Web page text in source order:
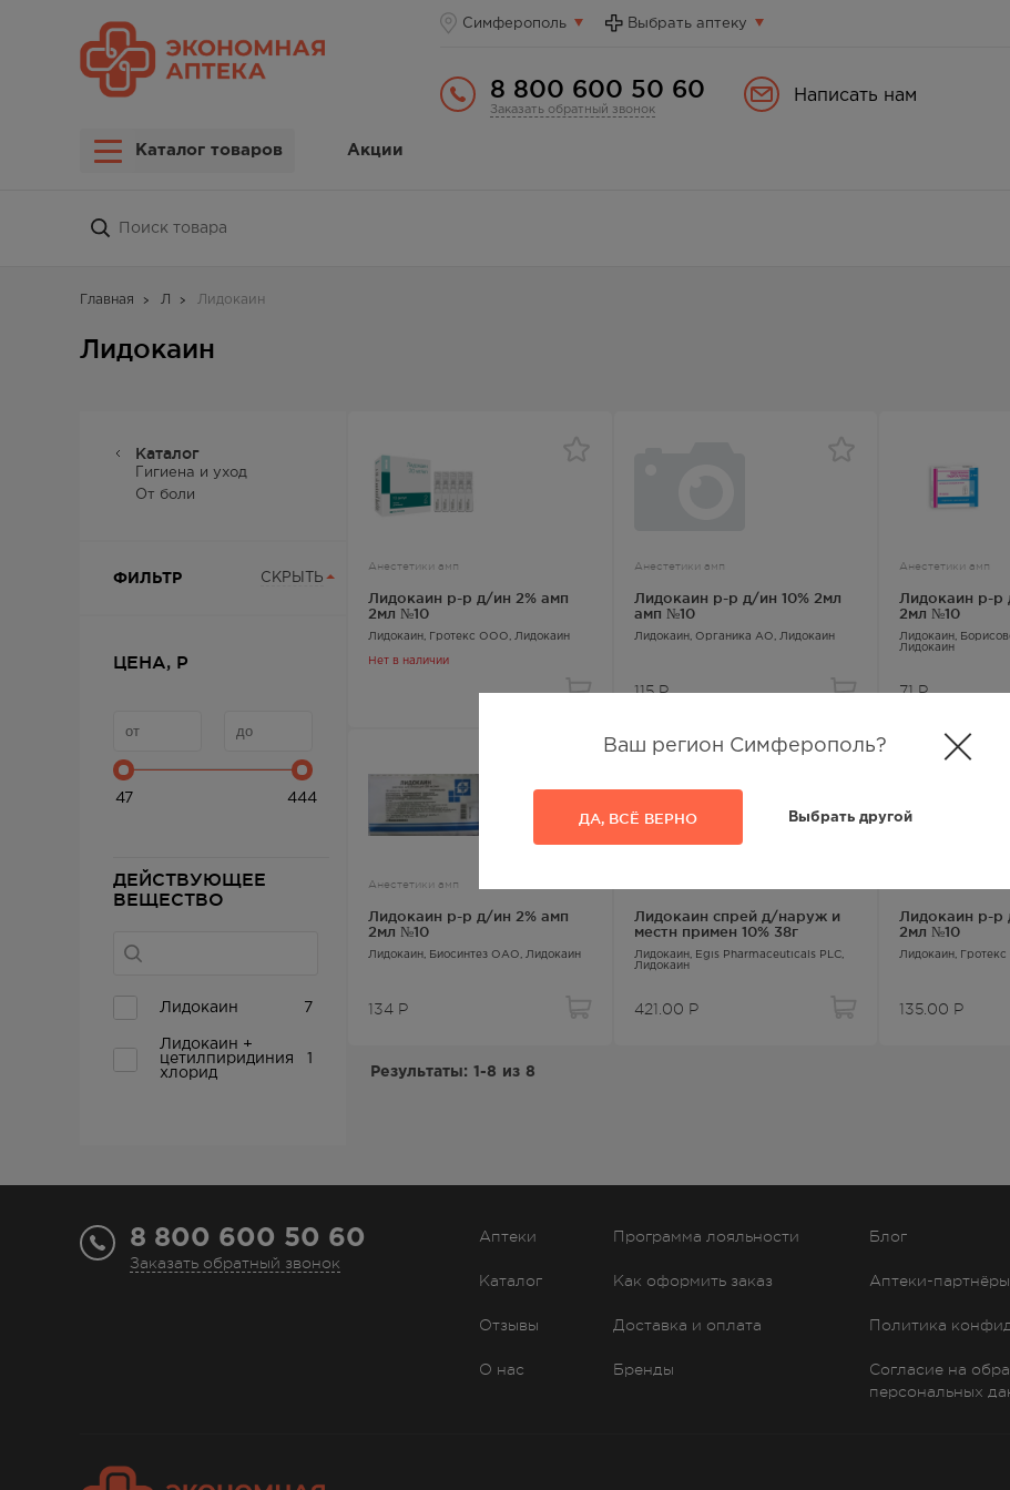
Симферополь
Ваш регион Симферополь?
ДА, ВСЁ ВЕРНО Выбрать другой
Выбрать аптеку
8 800 600 50 60
Заказать обратный звонок
Написать нам
Каталог товаров Акции
Главная Л Лидокаин
Лидокаин
Каталог
Гигиена и уход
От боли
ФИЛЬТР СКРЫТЬ
ЦЕНА, Р
47 444
ДЕЙСТВУЮЩЕЕ
ВЕЩЕСТВО
Лидокаин 7
Лидокаин +
цетилпиридиния
хлорид
1
Анестетики амп
Лидокаин р-р д/ин 2% амп
2мл №10
Лидокаин , Гротекс ООО, Лидокаин
Нет в наличии
Анестетики амп
Лидокаин р-р д/ин 10% 2мл
амп №10
Лидокаин , Органика АО, Лидокаин
115Р
Анестетики амп
Лидокаин р-р
2мл №10
Лидокаин ,
Лидокаин
71Р
Анестетики амп
Лидокаин р-р д/ин 2% амп
2мл №10
Лидокаин , Биосинтез ОАО, Лидокаин
134 Р
Лидокаин спрей д/наруж и
местн примен 10% 38г
Лидокаин , Egis Pharmaceuticals PLC,
Лидокаин
421.00 Р
Лидокаин р-р
2мл №10
Лидокаин ,
135.00 Р
Результаты: 1-8 из 8
8 800 600 50 60
Заказать обратный звонок
Аптеки
Каталог
Отзывы
О нас
Программа лояльности
Как оформить заказ
Доставка и оплата
Бренды
Блог
Аптеки-партнёры
Политика
Согласие на
персональных